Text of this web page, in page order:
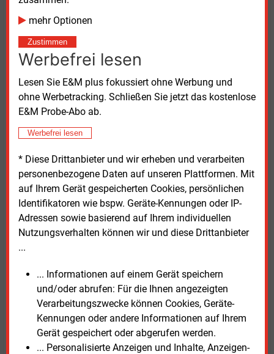
mehr Optionen
Zustimmen
Werbefrei lesen
Lesen Sie E&M plus fokussiert ohne Werbung und
ohne Werbetracking. Schließen Sie jetzt das kostenlose
E&M Probe-Abo ab.
Werbefrei lesen
* Diese Drittanbieter und wir erheben und verarbeiten
personenbezogene Daten auf unseren Plattformen. Mit
auf Ihrem Gerät gespeicherten Cookies, persönlichen
Identifikatoren wie bspw. Geräte-Kennungen oder IP-
Adressen sowie basierend auf Ihrem individuellen
Nutzungsverhalten können wir und diese Drittanbieter
...
... Informationen auf einem Gerät speichern
und/oder abrufen: Für die Ihnen angezeigten
Verarbeitungszwecke können Cookies, Geräte-
Kennungen oder andere Informationen auf Ihrem
Gerät gespeichert oder abgerufen werden.
... Personalisierte Anzeigen und Inhalte, Anzeigen-
Jahren jeweils mehrere Milliarden Euro, 2023 allein
3,1 Milliarden Euro.
vergangenen vier Jahren um 70 Prozent gefallen
sind, werden sie wirtschaftlich. Hinzu kommen
häufiger billige oder sogar negative Strompreise über
Mittag am Strommarkt. Der gleiche Strom kann
die Nachfrage größer ist als die Produktion von
Sonne und Wind.
Von 2019 bis Ende 2023 hat sich laut dem regionalen
Betreiber Mitnetz Strom die Anzahl an kleinen
Batteriespeichern im mitteldeutschen Netzgebiet
versechsfacht. In diesem Zeitraum kamen den
Hausbesitzer nutzen sie, um mehr Solarstrom vom
Dach selbst zu verbrauchen.
Dienstag, 10.09.2024, 12:14 Uhr
Susanne Harmsen